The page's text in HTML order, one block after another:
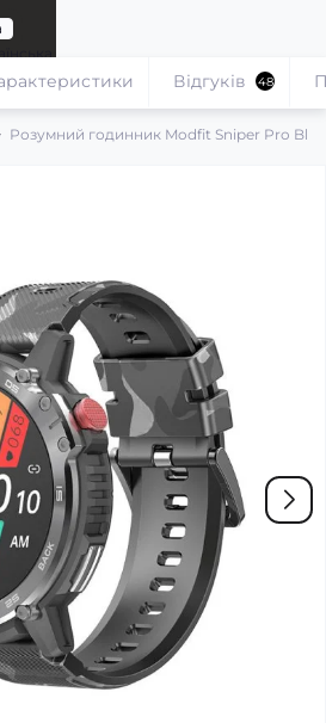
Розумний годинник Modfit Sniper Pro
Відгуків 48